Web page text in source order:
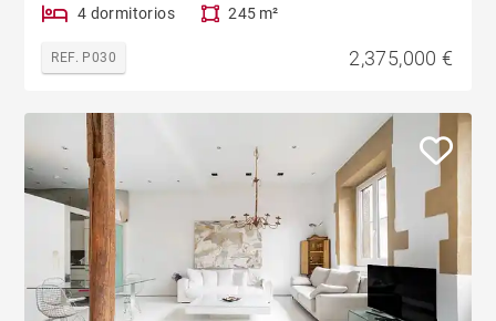
4 dormitorios 245 m²
REF. P030 2,375,000 €